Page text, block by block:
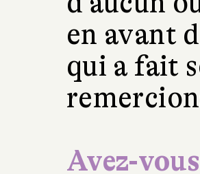
en avant
qui a fait
Avez-